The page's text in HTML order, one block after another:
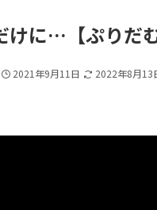
けに…【ぷりだ
2021年9月11日 2022年8月13